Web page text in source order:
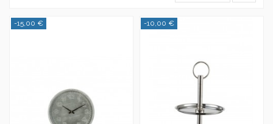
-15,00 € -10,00 €